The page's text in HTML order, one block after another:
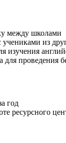
между школами
из
изучения
проведения
год
ресурсного